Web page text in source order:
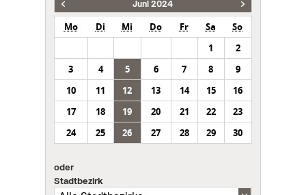
Juni 2024
Mo Di Mi Do Fr Sa
So
1
2
3
4 5 6 7 8
9
10
11 12 13 14 15
16
17
18 19 20 21 22
23
24
25 26 27 28 29 30
oder
Stadtbezirk